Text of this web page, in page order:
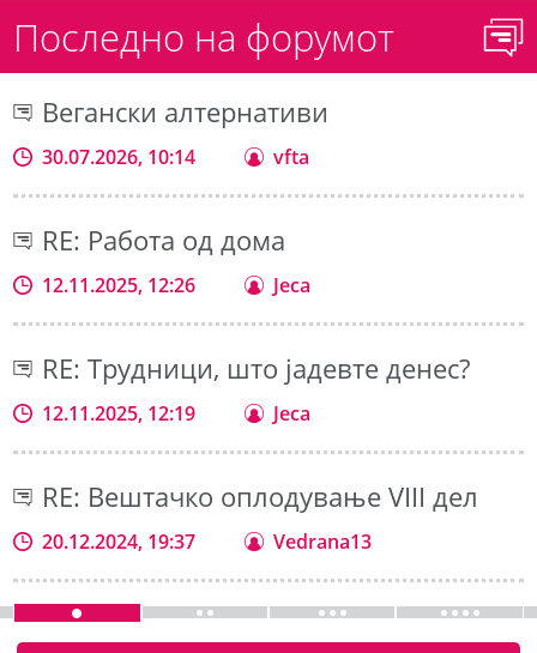
Последно на форумот
Вегански алтернативи
30.07.2026, 10:14 vfta
RE: Работа од дома
12.11.2025, 12:26 Jeca
RE: Трудници, што јадевте денес?
12.11.2025, 12:19 Jeca
RE: Вештачко оплодување VIII дел
20.12.2024, 19:37 Vedrana13